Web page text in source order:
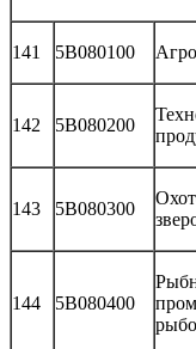
141 5В080100
142 5В080200
143 5В080300
144 5В080400